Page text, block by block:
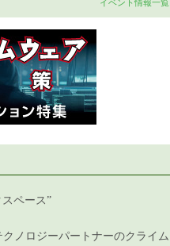
イベント情報一覧
ペース”
クノロジーパートナーのクライム